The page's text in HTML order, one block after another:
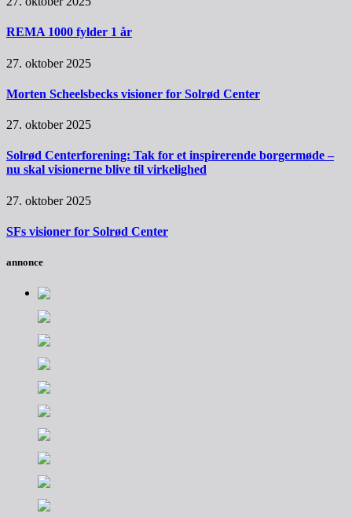
REMA 1000 fylder 1 år
27. oktober 2025
Morten Scheelsbecks visioner for Solrød Center
27. oktober 2025
Solrød Centerforening: Tak for et inspirerende borgermøde –
nu skal visionerne blive til virkelighed
27. oktober 2025
SFs visioner for Solrød Center
annonce